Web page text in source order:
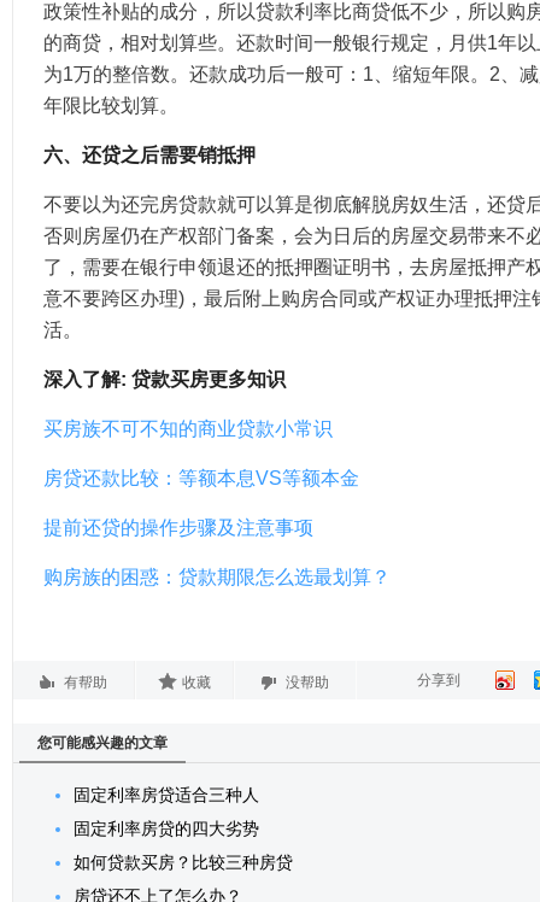
政策性补贴的成分，所以贷款利率比商贷低不少，所以购
的商贷，相对划算些。还款时间一般银行规定，月供1年
为1万的整倍数。还款成功后一般可：1、缩短年限。2、
年限比较划算。
六、还贷之后需要销抵押
不要以为还完房贷款就可以算是彻底解脱房奴生活，还贷
否则房屋仍在产权部门备案，会为日后的房屋交易带来不
了，需要在银行申领退还的抵押圈证明书，去房屋抵押产
意不要跨区办理)，最后附上购房合同或产权证办理抵押
活。
深入了解: 贷款买房更多知识
买房族不可不知的商业贷款小常识
房贷还款比较：等额本息VS等额本金
提前还贷的操作步骤及注意事项
购房族的困惑：贷款期限怎么选最划算？
有帮助 收藏 没帮助 分享到
您可能感兴趣的文章
固定利率房贷适合三种人
固定利率房贷的四大劣势
如何贷款买房？比较三种房贷
房贷还不上了怎么办？